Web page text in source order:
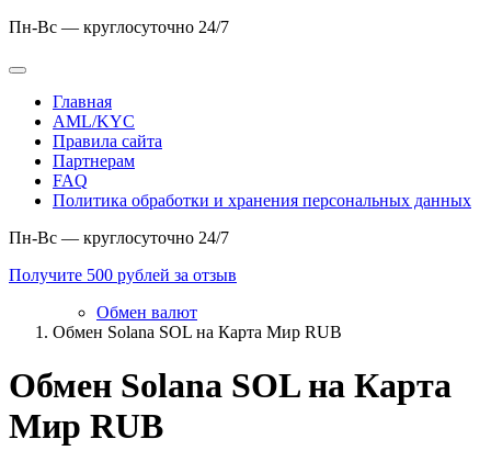
Пн-Вс — круглосуточно 24/7
Главная
AML/KYC
Правила сайта
Партнерам
FAQ
Политика обработки и хранения персональных данных
Пн-Вс — круглосуточно 24/7
Получите 500 рублей за отзыв
Обмен валют
Обмен Solana SOL на Карта Мир RUB
Обмен Solana SOL на Карта
Мир RUB